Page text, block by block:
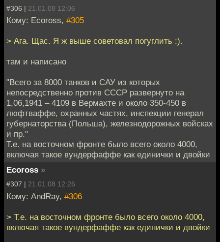
#306 | 21.01.08 12:06
Кому: Ecoross, #305
> Ага. Щас. Я ж выше советовал погуглить :).
там и написано
"Всего за 8000 танков и САУ из которых
непосредственно против СССР развернуто на
1,06,1941 – 4109 в Вермахте и около 350-450 в
люфтваффе, охранных частях, инспекции генерал
губернаторства (Польша), железнодорожных войсках
и пр."
Т.е. на восточном фронте было всего около 4000,
включая такое вундерфаффе как единички и двойки
Ecoross »
#307 | 21.01.08 12:26
Кому: AndRay, #306
> Т.е. на восточном фронте было всего около 4000,
включая такое вундерфаффе как единички и двойки